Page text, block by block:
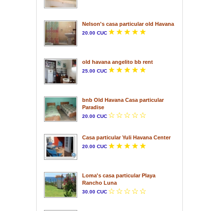
Nelson's casa particular old Havana
20.00 CUC
old havana angelito bb rent
25.00 CUC
bnb Old Havana Casa particular
Paradise
20.00 CUC
Casa particular Yuli Havana Center
20.00 CUC
Loma's casa particular Playa
Rancho Luna
30.00 CUC